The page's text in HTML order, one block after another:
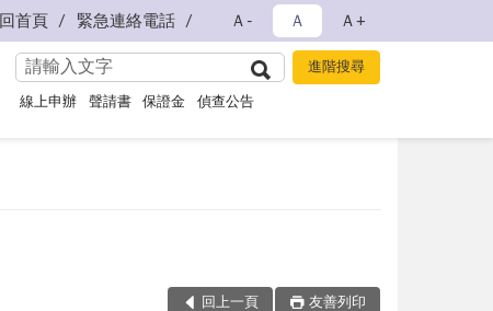
回首頁 緊急連絡電話 Ａ- Ａ Ａ+
線上申辦 聲請書 保證金 偵查公告
回上一頁 友善列印